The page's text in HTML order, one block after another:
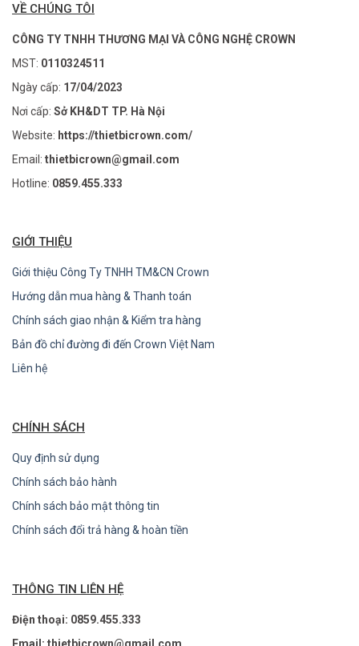
VỀ CHÚNG TÔI
CÔNG TY TNHH THƯƠNG MẠI VÀ CÔNG NGHỆ CROWN
MST: 0110324511
Ngày cấp: 17/04/2023
Nơi cấp: Sở KH&DT TP. Hà Nội
Website: https://thietbicrown.com/
Email: thietbicrown@gmail.com
Hotline: 0859.455.333
GIỚI THIỆU
Giới thiệu Công Ty TNHH TM&CN Crown
Hướng dẫn mua hàng & Thanh toán
Chính sách giao nhận & Kiểm tra hàng
Bản đồ chỉ đường đi đến Crown Việt Nam
Liên hệ
CHÍNH SÁCH
Quy định sử dụng
Chính sách bảo hành
Chính sách bảo mật thông tin
Chính sách đổi trả hàng & hoàn tiền
THÔNG TIN LIÊN HỆ
Điện thoại: 0859.455.333